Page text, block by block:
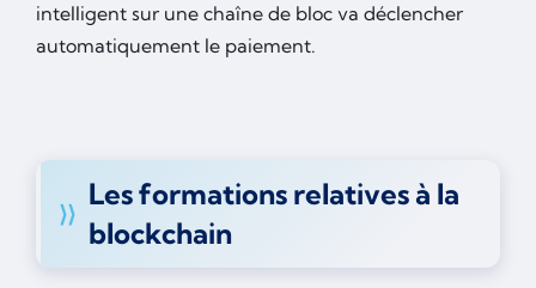
intelligent sur une chaîne de bloc va déclencher
automatiquement le paiement.
Les formations relatives à la
blockchain